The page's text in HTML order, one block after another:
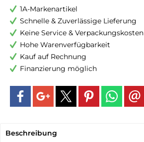
1A-Markenartikel
Schnelle & Zuverlässige Lieferung
Keine Service & Verpackungskosten
Hohe Warenverfügbarkeit
Kauf auf Rechnung
Finanzierung möglich
Beschreibung